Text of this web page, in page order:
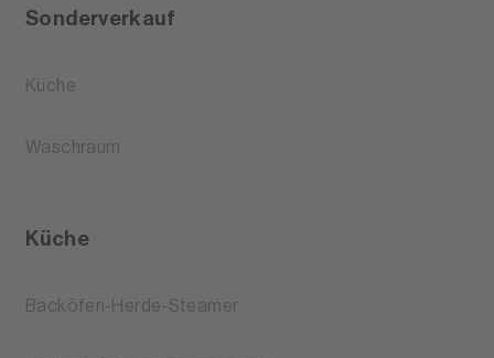
Sonderverkauf
Küche
Waschraum
Küche
Backöfen-Herde-Steamer